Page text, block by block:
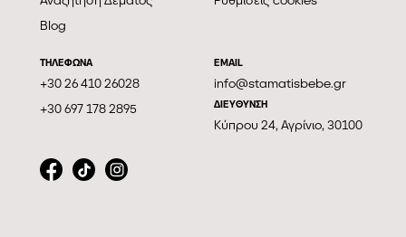
Blog
ΤΗΛΕΦΩΝΑ
+30 26 410 26028
+30 697 178 2895
EMAIL
info@stamatisbebe.gr
ΔΙΕΥΘΥΝΣΗ
Κύπρου 24, Αγρίνιο, 30100